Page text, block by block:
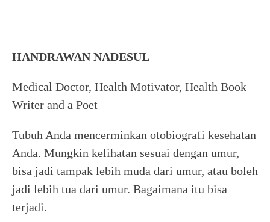
HANDRAWAN NADESUL
Medical Doctor, Health Motivator, Health Book
Writer and a Poet
Tubuh Anda mencerminkan otobiografi kesehatan
Anda. Mungkin kelihatan sesuai dengan umur,
bisa jadi tampak lebih muda dari umur, atau boleh
jadi lebih tua dari umur. Bagaimana itu bisa
terjadi.